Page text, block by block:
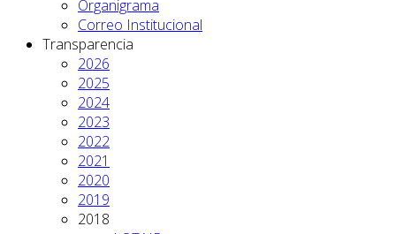
Organigrama
Correo Institucional
Transparencia
2026
2025
2024
2023
2022
2021
2020
2019
2018